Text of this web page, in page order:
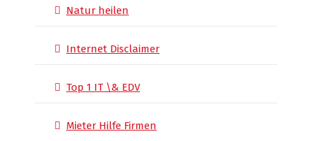
Natur heilen
Internet Disclaimer
Top 1 IT \& EDV
Mieter Hilfe Firmen